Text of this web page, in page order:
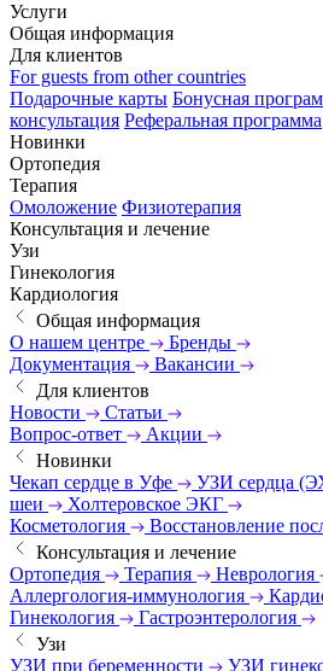
Услуги
Общая информация
Для клиентов
For guests from other countries
Подарочные карты Бонусная
консультация Реферальная программа
Новинки
Ортопедия
Терапия
Омоложение Физиотерапия
Консультация и лечение
Узи
Гинекология
Кардиология
Общая информация
О нашем центре
Бренды
Документация
Вакансии
Для клиентов
Новости
Статьи
Вопрос-ответ
Акции
Новинки
Чекап сердце в Уфе
УЗИ сердца
шеи
Холтеровское ЭКГ
Косметология
Восстановление
Консультация и лечение
Ортопедия
Терапия Неврология
Аллергология-иммунология
Гинекология
Гастроэнтерология
Узи
УЗИ при беременности
УЗИ